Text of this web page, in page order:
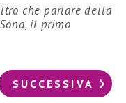
che parlare della
il primo
SUCCESSIVA